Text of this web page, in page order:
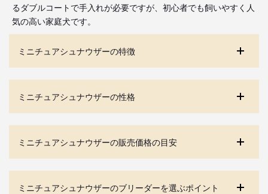
るダブルコートで手入れが必要ですが、初心者でも飼いやすく人
気の高い家庭犬です。
ミニチュアシュナウザーの特徴
ミニチュアシュナウザーの性格
ミニチュアシュナウザーの販売価格の目安
ミニチュアシュナウザーのブリーダーを選ぶポイント